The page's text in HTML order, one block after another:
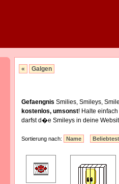
« Galgen
Gefaengnis Smilies, Smileys,
kostenlos, umsonst! Halte
darfst d�e Smileys in deine
Sortierung nach: Name